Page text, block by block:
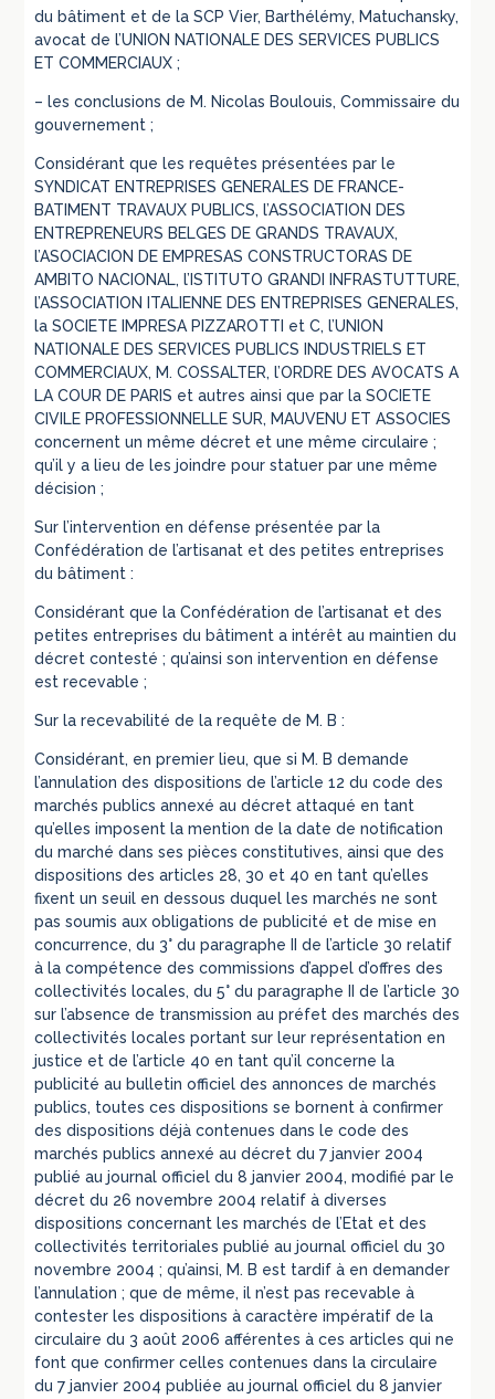
du bâtiment et de la SCP Vier, Barthélémy, Matuchansky,
avocat de l’UNION NATIONALE DES SERVICES PUBLICS
ET COMMERCIAUX ;
– les conclusions de M. Nicolas Boulouis, Commissaire du
gouvernement ;
Considérant que les requêtes présentées par le
SYNDICAT ENTREPRISES GENERALES DE FRANCE-
BATIMENT TRAVAUX PUBLICS, l’ASSOCIATION DES
ENTREPRENEURS BELGES DE GRANDS TRAVAUX,
l’ASOCIACION DE EMPRESAS CONSTRUCTORAS DE
AMBITO NACIONAL, l’ISTITUTO GRANDI INFRASTUTTURE,
l’ASSOCIATION ITALIENNE DES ENTREPRISES GENERALES,
la SOCIETE IMPRESA PIZZAROTTI et C, l’UNION
NATIONALE DES SERVICES PUBLICS INDUSTRIELS ET
COMMERCIAUX, M. COSSALTER, l’ORDRE DES AVOCATS A
LA COUR DE PARIS et autres ainsi que par la SOCIETE
CIVILE PROFESSIONNELLE SUR, MAUVENU ET ASSOCIES
concernent un même décret et une même circulaire ;
qu’il y a lieu de les joindre pour statuer par une même
décision ;
Sur l’intervention en défense présentée par la
Confédération de l’artisanat et des petites entreprises
du bâtiment :
Considérant que la Confédération de l’artisanat et des
petites entreprises du bâtiment a intérêt au maintien du
décret contesté ; qu’ainsi son intervention en défense
est recevable ;
Sur la recevabilité de la requête de M. B :
Considérant, en premier lieu, que si M. B demande
l’annulation des dispositions de l’article 12 du code des
marchés publics annexé au décret attaqué en tant
qu’elles imposent la mention de la date de notification
du marché dans ses pièces constitutives, ainsi que des
dispositions des articles 28, 30 et 40 en tant qu’elles
fixent un seuil en dessous duquel les marchés ne sont
pas soumis aux obligations de publicité et de mise en
concurrence, du 3° du paragraphe II de l’article 30 relatif
à la compétence des commissions d’appel d’offres des
collectivités locales, du 5° du paragraphe II de l’article 30
sur l’absence de transmission au préfet des marchés des
collectivités locales portant sur leur représentation en
justice et de l’article 40 en tant qu’il concerne la
publicité au bulletin officiel des annonces de marchés
publics, toutes ces dispositions se bornent à confirmer
des dispositions déjà contenues dans le code des
marchés publics annexé au décret du 7 janvier 2004
publié au journal officiel du 8 janvier 2004, modifié par le
décret du 26 novembre 2004 relatif à diverses
dispositions concernant les marchés de l’Etat et des
collectivités territoriales publié au journal officiel du 30
novembre 2004 ; qu’ainsi, M. B est tardif à en demander
l’annulation ; que de même, il n’est pas recevable à
contester les dispositions à caractère impératif de la
circulaire du 3 août 2006 afférentes à ces articles qui ne
font que confirmer celles contenues dans la circulaire
du 7 janvier 2004 publiée au journal officiel du 8 janvier